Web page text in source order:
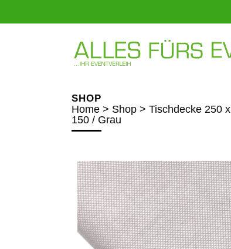
SHOP
Home > Shop > Tischdecke 250 x
150 / Grau